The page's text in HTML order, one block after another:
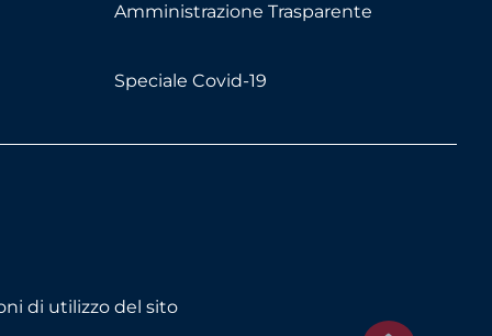
Amministrazione Trasparente
Speciale Covid-19
di utilizzo del sito